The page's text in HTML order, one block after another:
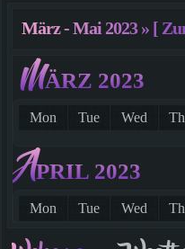
März - Mai 2023 » [
MÄRZ 2023
Mon Tue Wed
APRIL 2023
Mon Tue Wed